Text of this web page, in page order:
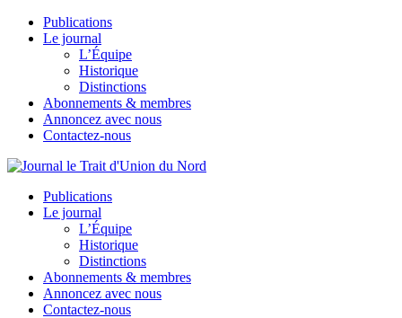
Publications
Le journal
L’Équipe
Historique
Distinctions
Abonnements & membres
Annoncez avec nous
Contactez-nous
Publications
Le journal
L’Équipe
Historique
Distinctions
Abonnements & membres
Annoncez avec nous
Contactez-nous